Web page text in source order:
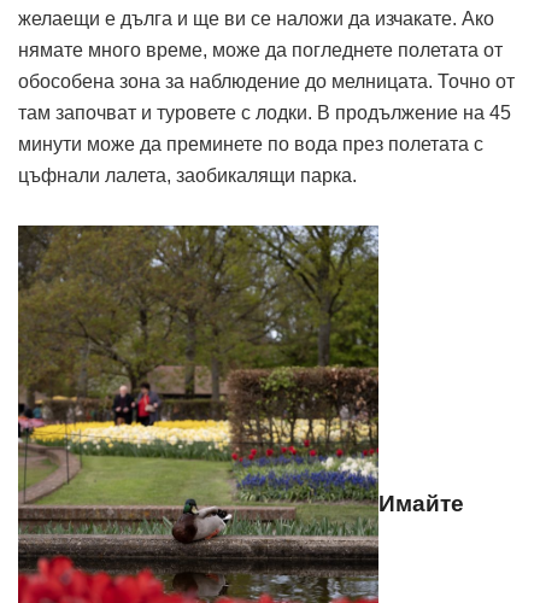
желаещи е дълга и ще ви се наложи да изчакате. Ако
нямате много време, може да погледнете полетата от
обособена зона за наблюдение до мелницата. Точно от
там започват и туровете с лодки. В продължение на 45
минути може да преминете по вода през полетата с
цъфнали лалета, заобикалящи парка.
Имайте